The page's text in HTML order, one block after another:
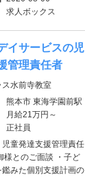
求人ボックス
イサービスの児
管理責任者
水前寺教室
熊本市 東海学園前駅
月給21万円～
正社員
児童発達支援管理責任
様とのご面談 ・子ど
鑑みた個別支援計画の